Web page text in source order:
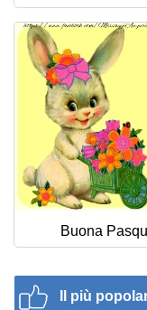
Buona
Il più